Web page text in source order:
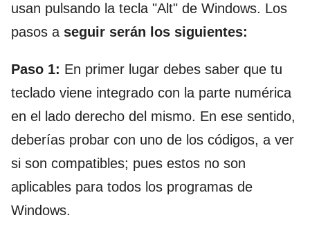
usan pulsando la tecla "Alt" de Windows. Los
pasos a seguir serán los siguientes:
Paso 1: En primer lugar debes saber que tu
teclado viene integrado con la parte numérica
en el lado derecho del mismo. En ese sentido,
deberías probar con uno de los códigos, a ver
si son compatibles; pues estos no son
aplicables para todos los programas de
Windows.